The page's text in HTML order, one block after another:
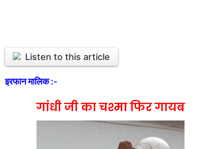
Listen to this article
इरफान मालिक :-
गांधी जी का चश्मा फिर गायब